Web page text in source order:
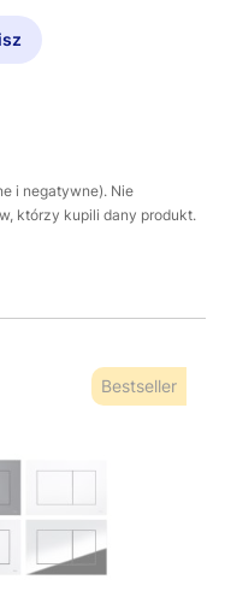
i negatywne). Nie
którzy kupili dany produkt.
Bestseller